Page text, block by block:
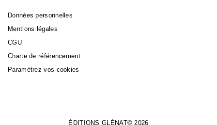
Données personnelles
Mentions légales
CGU
Charte de référencement
Paramétrez vos cookies
ÉDITIONS GLÉNAT© 2026